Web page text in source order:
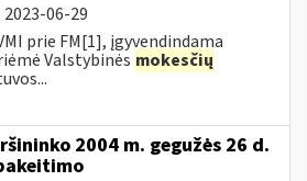
2023-06-29
prie FM[1], įgyvendindama
Valstybinės mokesčių
2004 m. gegužės 26 d.